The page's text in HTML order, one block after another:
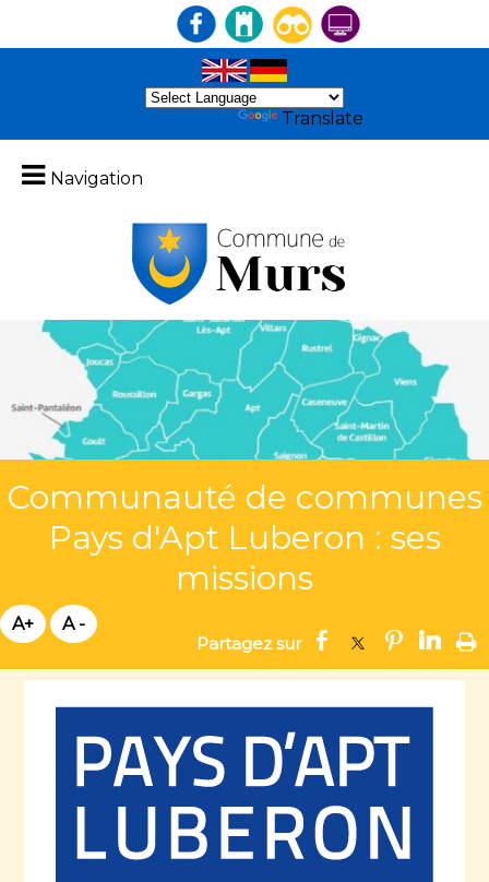
Translate
Navigation
Communauté de communes
Pays d'Apt Luberon : ses
missions